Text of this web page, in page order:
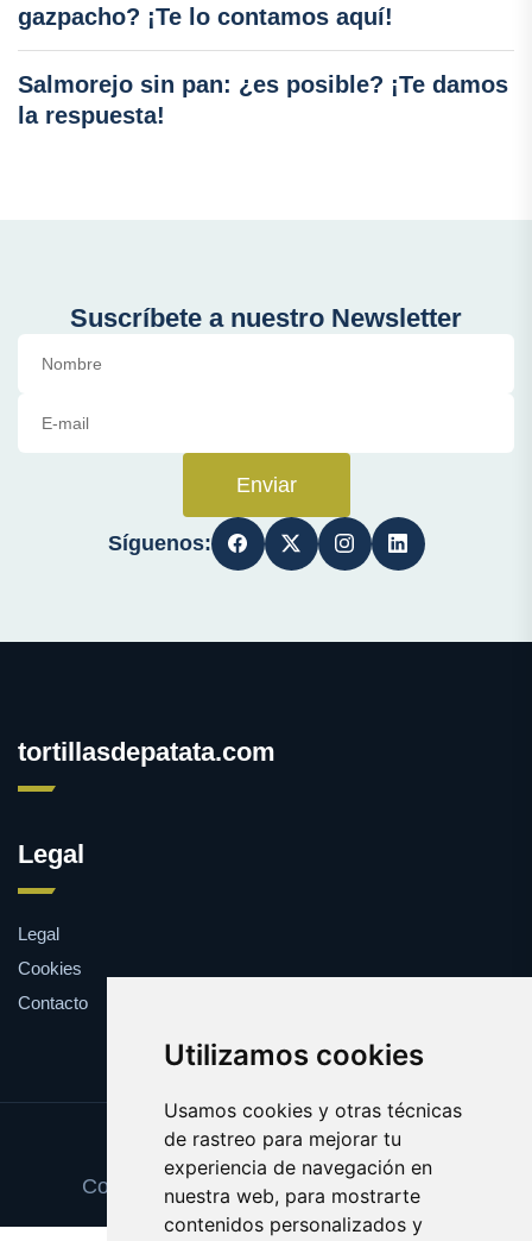
Utilizamos cookies
Usamos cookies y otras técnicas
de rastreo para mejorar tu
experiencia de navegación en
nuestra web, para mostrarte
contenidos personalizados y
gazpacho? ¡Te lo contamos aquí!
Salmorejo sin pan: ¿es posible? ¡Te damos
la respuesta!
Suscríbete a nuestro Newsletter
Enviar
Síguenos:
tortillasdepatata.com
Legal
Legal
Cookies
Contacto
Update cookies preferences
Copyright © 2025 tortillasdepatata.com